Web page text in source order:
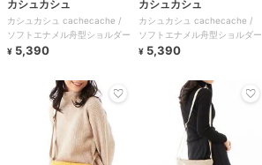
カシュカシュ
カシュカシュ cachecache /
ソフトエナメル舟型ショルダー
¥ 5,390
カシュカシュ
カシュカシュ cachecache /
ソフトエナメル舟型ショルダー
¥ 5,390